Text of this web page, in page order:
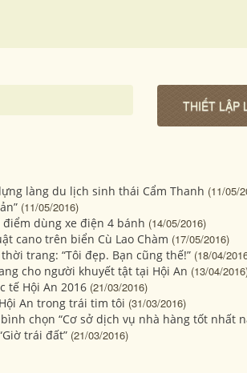
làng du lịch sinh thái Cẩm Thanh (11/05/
(11/05/2016)
dùng xe điện 4 bánh (14/05/2016)
cano trên biển Cù Lao Chàm (17/05/2016)
trang: “Tôi đẹp. Bạn cũng thế!” (18/04/
cho người khuyết tật tại Hội An (13/04/
tế Hội An 2016 (21/03/2016)
An trong trái tim tôi (31/03/2016)
chọn “Cơ sở dịch vụ nhà hàng tốt nhất
trái đất” (21/03/2016)